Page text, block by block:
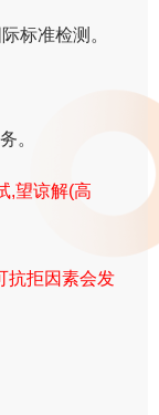
标准检测。
。
,望谅解(高
抗拒因素会发